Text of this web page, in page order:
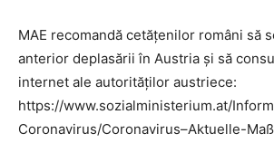
MAE recomandă cetăţenilor români să
anterior deplasării în Austria şi să
internet ale autorităţilor austriece:
https://www.sozialministerium.at/
Coronavirus/Coronavirus–Aktuelle-